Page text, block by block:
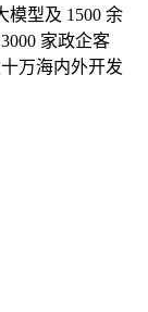
模型及 1500 余
家政企客
万海内外开发